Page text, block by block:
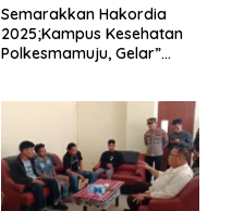
Semarakkan Hakordia
2025;Kampus Kesehatan
Polkesmamuju, Gelar”